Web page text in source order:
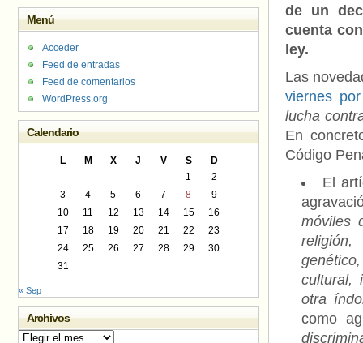
de un
cuenta
ley.
Las
viernes
lucha
En
Código
El
móviles
cultural,
otra
como
Menú
Acceder
Feed de entradas
Feed de comentarios
WordPress.org
Calendario
L M X J V S
D
1
2
3
4 5 6 7 8
9
10
11 12 13 14 15
16
17
18 19 20 21 22
23
24
25 26 27 28 29
30
31
« Sep
Archivos
Archivos